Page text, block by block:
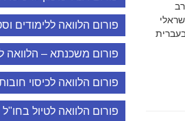
פורום הלוואה ללימודים
פורום משכנתא – הלוואה
פורום הלוואה לכיסוי
פורום הלוואה לטיול בחו"ל